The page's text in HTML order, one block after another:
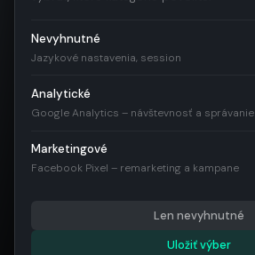
Nevyhnutné
Jazykové nastavenia, session
Analytické
Google Analytics – návštevnosť a správanie
Marketingové
Facebook Pixel – remarketing a kampane
Len nevyhnutné
Uložiť výber